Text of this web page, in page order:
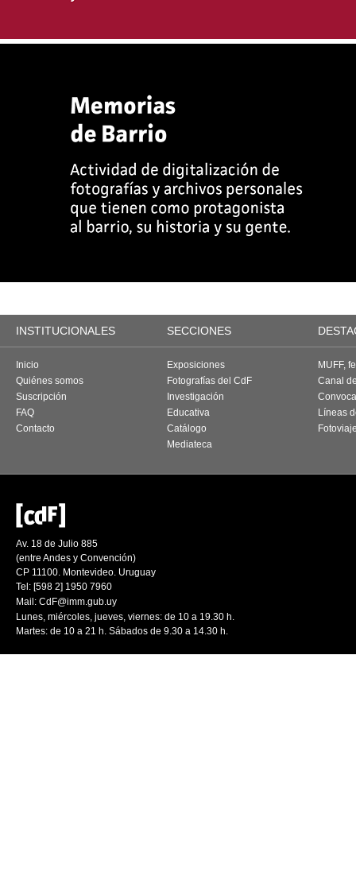
INSTITUCIONALES SECCIONES
Inicio
Quiénes somos
Suscripción
FAQ
Contacto
Exposiciones
Fotografías del CdF
Investigación
Educativa
Catálogo
Mediateca
MUFF,
Canal
Líneas
Av. 18 de Julio 885
(entre Andes y Convención)
CP 11100. Montevideo. Uruguay
Tel: [598 2] 1950 7960
Mail: CdF@imm.gub.uy
Lunes, miércoles, jueves, viernes: de 10 a 19.30 h.
Martes: de 10 a 21 h. Sábados de 9.30 a 14.30 h.